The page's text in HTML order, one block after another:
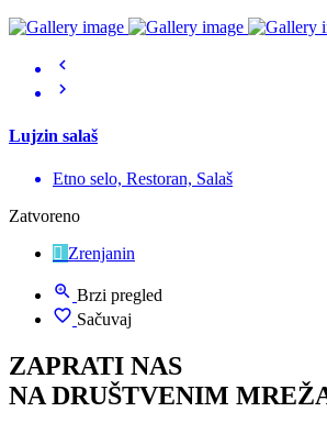
Lujzin salaš
Etno selo, Restoran, Salaš
Zatvoreno
Zrenjanin
Brzi pregled
Sačuvaj
ZAPRATI NAS
NA DRUŠTVENIM